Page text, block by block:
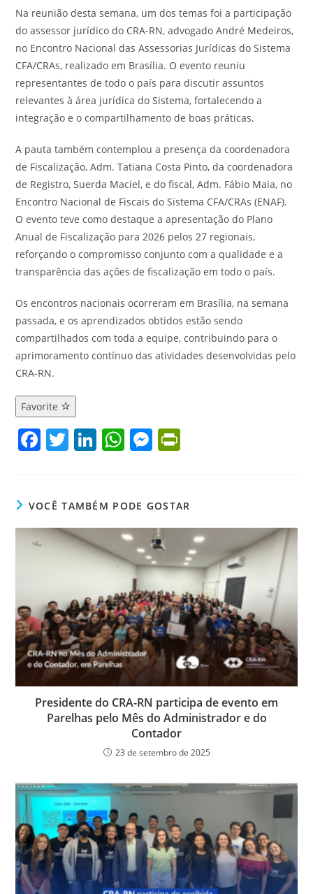
Na reunião desta semana, um dos temas foi a participação
do assessor jurídico do CRA-RN, advogado André Medeiros,
no Encontro Nacional das Assessorias Jurídicas do Sistema
CFA/CRAs, realizado em Brasília. O evento reuniu
representantes de todo o país para discutir assuntos
relevantes à área jurídica do Sistema, fortalecendo a
integração e o compartilhamento de boas práticas.
A pauta também contemplou a presença da coordenadora
de Fiscalização, Adm. Tatiana Costa Pinto, da coordenadora
de Registro, Suerda Maciel, e do fiscal, Adm. Fábio Maia, no
Encontro Nacional de Fiscais do Sistema CFA/CRAs (ENAF).
O evento teve como destaque a apresentação do Plano
Anual de Fiscalização para 2026 pelos 27 regionais,
reforçando o compromisso conjunto com a qualidade e a
transparência das ações de fiscalização em todo o país.
Os encontros nacionais ocorreram em Brasília, na semana
passada, e os aprendizados obtidos estão sendo
compartilhados com toda a equipe, contribuindo para o
aprimoramento contínuo das atividades desenvolvidas pelo
CRA-RN.
Favorite
F
e
b
o
k
T
er
Li
e
dI
n
W
s
A
p
p
M
e
n
g
er
ri
e
n
dl
y
VOCÊ TAMBÉM PODE GOSTAR
Presidente do CRA-RN participa de evento em
Parelhas pelo Mês do Administrador e do
Contador
23 de setembro de 2025